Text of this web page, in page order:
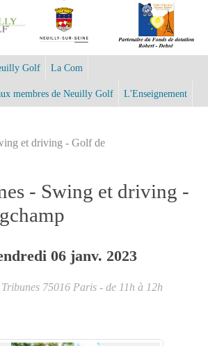
Golf La Com
membres de Neuilly Golf L'Enseignement
et driving - Golf de
- Swing et driving -
06 janv. 2023
75016 Paris - de 11h à 12h